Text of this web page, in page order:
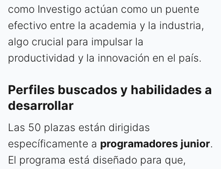
como Investigo actúan como un puente
efectivo entre la academia y la industria,
algo crucial para impulsar la
productividad y la innovación en el país.
Perfiles buscados y habilidades a
desarrollar
Las 50 plazas están dirigidas
específicamente a programadores junior.
El programa está diseñado para que,